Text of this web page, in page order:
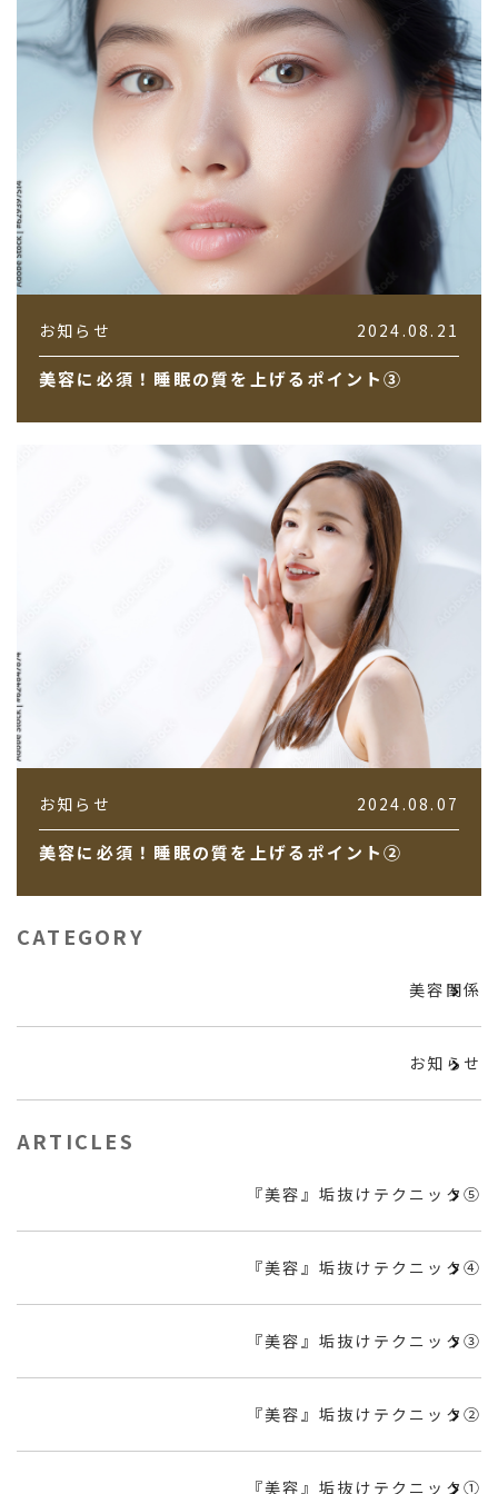
お知らせ 2024.08.21
美容に必須！睡眠の質を上げるポイント③
お知らせ 2024.08.07
美容に必須！睡眠の質を上げるポイント②
CATEGORY
美容関係
お知らせ
ARTICLES
『美容』垢抜けテクニック⑤
『美容』垢抜けテクニック④
『美容』垢抜けテクニック③
『美容』垢抜けテクニック②
『美容』垢抜けテクニック①